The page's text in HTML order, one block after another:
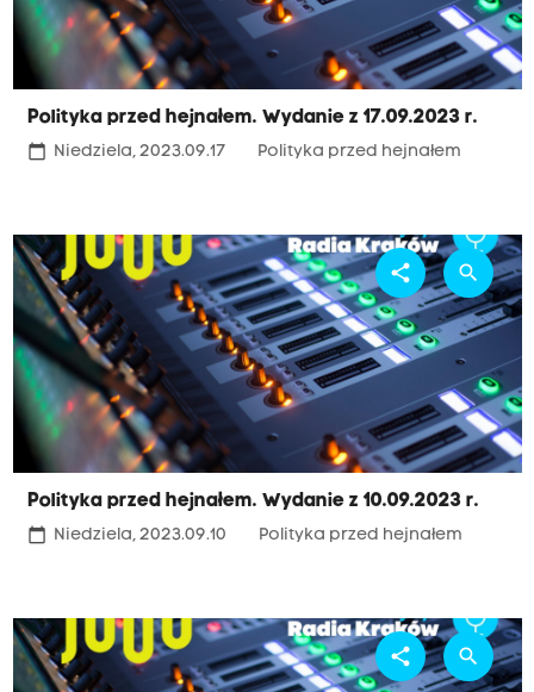
Polityka przed hejnałem. Wydanie z 17.09.2023 r.
calendar_today Niedziela, 2023.09.17 Polityka przed hejnałem
Polityka przed hejnałem. Wydanie z 10.09.2023 r.
calendar_today Niedziela, 2023.09.10 Polityka przed hejnałem
share search
share search